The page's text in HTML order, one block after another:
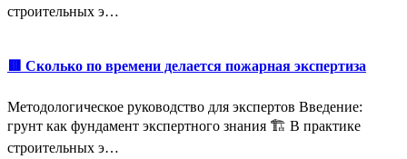
строительных э…
🟥 Сколько по времени делается пожарная экспертиза
Методологическое руководство для экспертов Введение:
грунт как фундамент экспертного знания 🏗️ В практике
строительных э…